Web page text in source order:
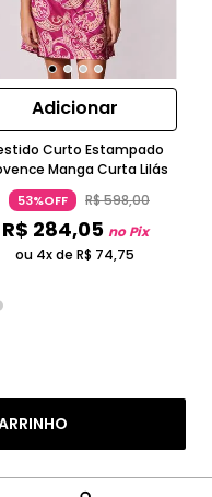
Adicionar
Curto Estampado
Manga Curta Lilás
53%OFF R$598,00
R$ 284,05 no Pix
ou 4x de R$ 74,75